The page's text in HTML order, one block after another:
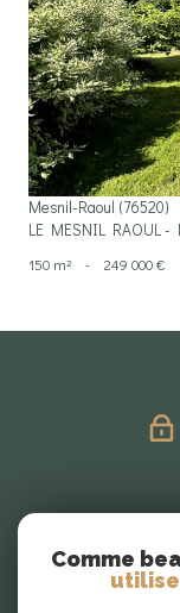
Mesnil-Raoul (76520)
LE MESNIL RAOUL -
150 m² - 249 000 €
Comme